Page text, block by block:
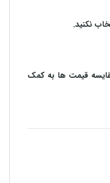
نکنید.
قیمت ها به کمک